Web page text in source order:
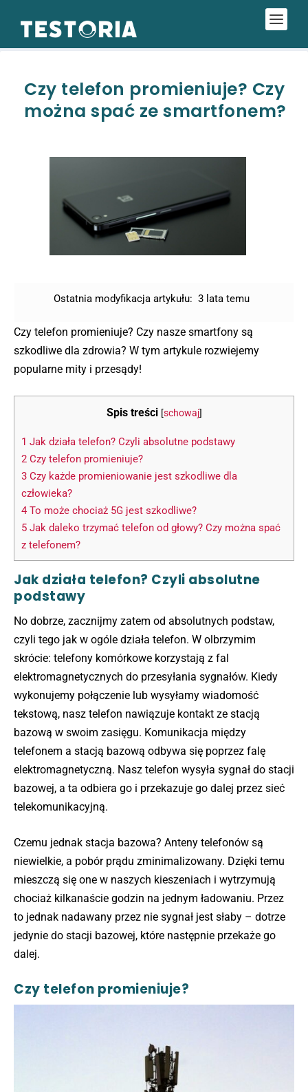
Czy telefon promieniuje? Czy
można spać ze smartfonem?
Ostatnia modyfikacja artykułu: 3 lata temu
Czy telefon promieniuje? Czy nasze smartfony są
szkodliwe dla zdrowia? W tym artykule rozwiejemy
popularne mity i przesądy!
Spis treści [schowaj]
1 Jak działa telefon? Czyli absolutne podstawy
2 Czy telefon promieniuje?
3 Czy każde promieniowanie jest szkodliwe dla
człowieka?
4 To może chociaż 5G jest szkodliwe?
5 Jak daleko trzymać telefon od głowy? Czy można spać
z telefonem?
Jak działa telefon? Czyli absolutne
podstawy
No dobrze, zacznijmy zatem od absolutnych podstaw,
czyli tego jak w ogóle działa telefon. W olbrzymim
skrócie: telefony komórkowe korzystają z fal
elektromagnetycznych do przesyłania sygnałów. Kiedy
wykonujemy połączenie lub wysyłamy wiadomość
tekstową, nasz telefon nawiązuje kontakt ze stacją
bazową w swoim zasięgu. Komunikacja między
telefonem a stacją bazową odbywa się poprzez falę
elektromagnetyczną. Nasz telefon wysyła sygnał do stacji
bazowej, a ta odbiera go i przekazuje go dalej przez sieć
telekomunikacyjną.
Czemu jednak stacja bazowa? Anteny telefonów są
niewielkie, a pobór prądu zminimalizowany. Dzięki temu
mieszczą się one w naszych kieszeniach i wytrzymują
chociaż kilkanaście godzin na jednym ładowaniu. Przez
to jednak nadawany przez nie sygnał jest słaby – dotrze
jedynie do stacji bazowej, które następnie przekaże go
dalej.
Czy telefon promieniuje?